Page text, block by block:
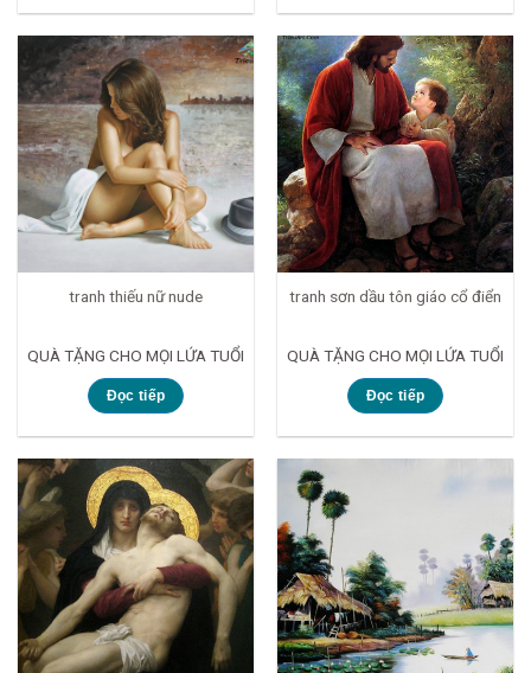
tranh thiếu nữ nude
QUÀ TẶNG CHO MỌI LỨA TUỔI
Đọc tiếp
tranh sơn dầu tôn giáo cổ điển
QUÀ TẶNG CHO MỌI LỨA TUỔI
Đọc tiếp